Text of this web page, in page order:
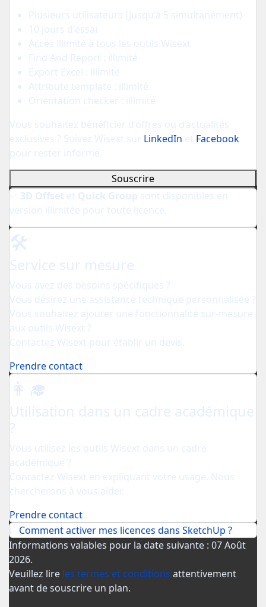
Plusieurs utilisateurs (jusqu'à 5 simultanément)
10 jours d'essai
Accès illimité à tous les outils Wisext
Find And Report : illimité
Export Excel : illimité
Attribute template : illimité
Orientation checker : illimité
Vous souhaitez bénéficier d’offres ou d’actualités
exclusives ? Suivez Wisext sur LinkedIn et Facebook
pour rester informé.
Souscrire
3D Offset et Quick Group sont disponibles en
version illimitée pour toute licence.
🛠️
Service sur mesure
Vous avez des besoins spécifiques ?
Vous désirez une assistance technique personnalisée ?
Vous souhaitez ajouter une fonctionnalité sur-mesure
aux outils Wisext ?
Contactez Wisext pour établir un devis.
Prendre contact
👩‍🎓
Utilisation dans un cadre académique
?
Vous utilisez les outils Wisext dans un cadre
académique ?
Contactez Wisext en expliquant votre usage. Nous
chercherons à vous aider.
Prendre contact
Comment activer mes licences dans SketchUp ?
Informations valables pour la date suivante : 07 Août
2026.
Veuillez lire les termes et conditions attentivement
avant de souscrire un plan.